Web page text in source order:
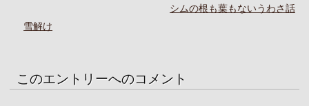
シムの根も葉もないうわさ話
雪解け
このエントリーへのコメント